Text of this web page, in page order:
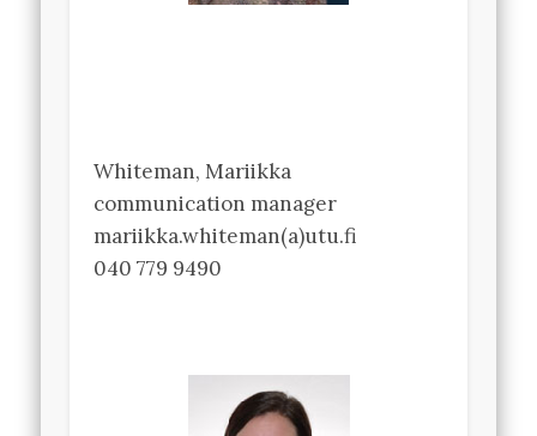
Whiteman, Mariikka
communication manager
mariikka.whiteman(a)utu.fi
040 779 9490